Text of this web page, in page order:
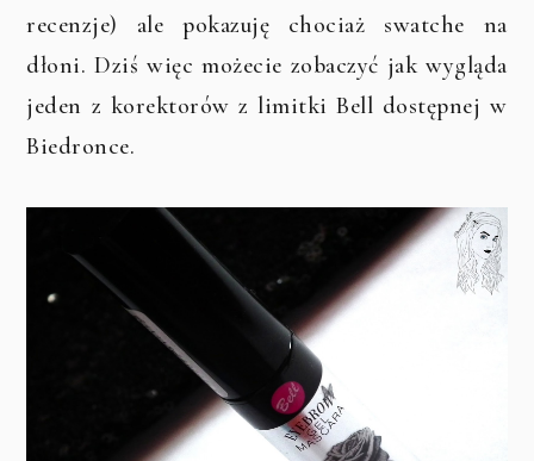
recenzje) ale pokazuję chociaż swatche na
dłoni. Dziś więc możecie zobaczyć jak wygląda
jeden z korektorów z limitki Bell dostępnej w
Biedronce.